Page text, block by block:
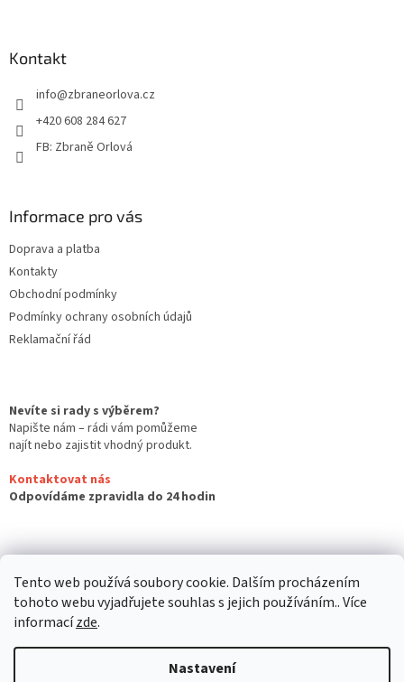
Tento web používá soubory cookie. Dalším procházením
tohoto webu vyjadřujete souhlas s jejich používáním.. Více
informacízde.
Nastavení
Kontakt
info@zbraneorlova.cz
+420 608 284 627
FB: Zbraně Orlová
Informace pro vás
Doprava a platba
Kontakty
Obchodní podmínky
Podmínky ochrany osobních údajů
Reklamační řád
Nevíte si rady s výběrem?
Napište nám – rádi vám pomůžeme
najít nebo zajistit vhodný produkt.
Kontaktovat nás
Odpovídáme zpravidla do 24 hodin
Vytvořil Shoptet